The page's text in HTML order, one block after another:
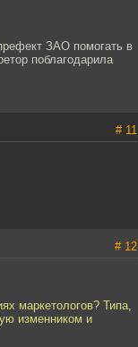
ЗАО помогать в
поблагодарила
# 11
# 12
маркетологов? Типа,
изменником и